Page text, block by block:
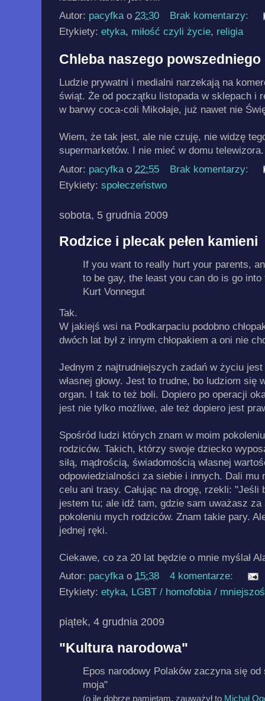
Autor: pacyfka o 23:30
Brak komentarzy:
Etykiety: etyka, miłość czyli życie, religia
Chleba naszego
Ludzie prywatni i medialni narzekają na
świąt. Że od początku listopada w sklepach i
w barwy coca-coli Mikołaje, już nawet nie
Wiem, że tak jest, ale nie czuję, nie widzę
supermarketów. I nie mieć w domu telewizora.
Autor: pacyfka o 22:55
Brak komentarzy:
Etykiety: społeczeństwo
sobota, 5 grudnia 2009
Rodzice i plecak pełen kamieni
If you want to really hurt your parents,
to be gay, the least you can do is go
Kurt Vonnegut
Tak.
W jakiejś wsi na Podkarpaciu podobno
dwóch lat był z innym chłopakiem a oni nie
Jednym z najtrudniejszych zadań w życiu
własnej głowy. Jest to trudne, bo ludziom się
organ. I tak to też boli. Dopiero po operacji
jest nie tylko możliwe, ale też dopiero jest
Spośród ludzi których znam w moim
rodziców. Takich, którzy swoje dziecko
siłą, mądrością, świadomością własnej
odpowiedzialności za siebie i innych. Dali mu
celu ani trasy. Całując na drogę, rzekli: "Jeśli
jestem tu; ale idź tam, gdzie sam uważasz za
pokoleniu mych rodziców. Znam takie pary.
jednej ręki.
Ciekawe, co za 20 lat będzie o mnie myślał
Autor: pacyfka o 15:38
4 komentarze:
Etykiety: etyka, LGBT / homofobia /
piątek, 4 grudnia 2009
"Kultura narodowa"
Epos narodowy Polaków zaczyna się od
moja"
(o ile dobrze pamiętam, zauważył to Michał